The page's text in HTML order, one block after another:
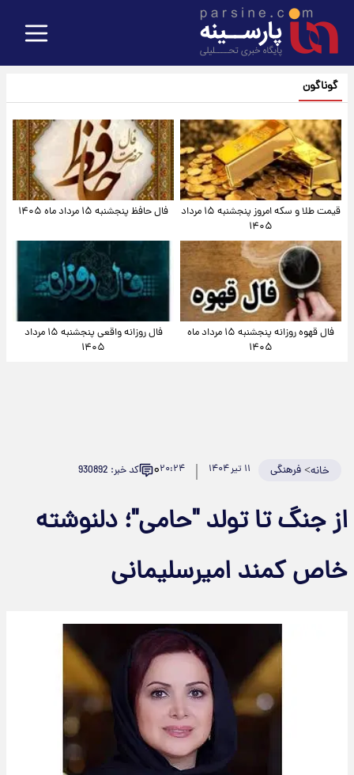
گوناگون
قیمت طلا و سکه امروز پنجشنبه ۱۵ مرداد
۱۴۰۵
فال حافظ پنجشنبه ۱۵ مرداد ماه ۱۴۰۵
فال قهوه روزانه پنجشنبه ۱۵ مرداد ماه
۱۴۰۵
فال روزانه واقعی پنجشنبه ۱۵ مرداد
۱۴۰۵
خانه>فرهنگی ۱۱ تیر ۱۴۰۴ ۲۰:۲۴۰ کد خبر: 930892
از جنگ تا تولد "حامی"؛ دلنوشته
خاص کمند امیرسلیمانی